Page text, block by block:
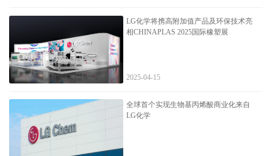
LG化学将携高附加值产品及环保技术亮
相CHINAPLAS 2025国际橡塑展
2025-04-15
全球首个实现生物基丙烯酸商业化来自
LG化学